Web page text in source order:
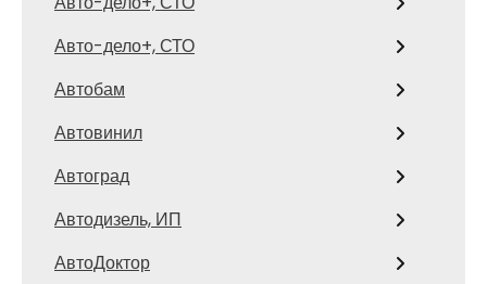
Авто-дело+, СТО
Автобам
Автовинил
Автоград
Автодизель, ИП
АвтоДоктор